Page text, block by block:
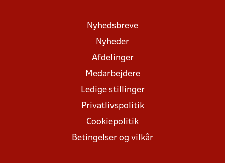
Nyhedsbreve
Nyheder
Afdelinger
Medarbejdere
Ledige stillinger
Privatlivspolitik
Cookiepolitik
Betingelser og vilkår